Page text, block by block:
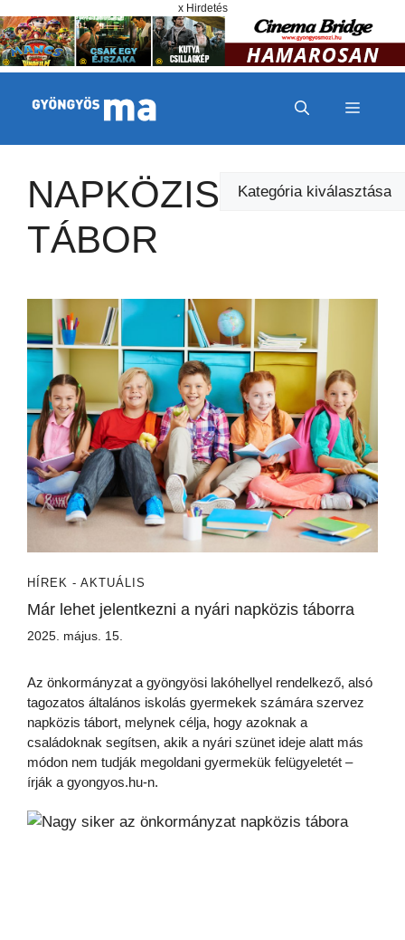
x Hirdetés
MENÜ
NAPKÖZIS
TÁBOR
Kategóriák
HÍREK - AKTUÁLIS
Már lehet jelentkezni a nyári napközis táborra
2025. május. 15.
Az önkormányzat a gyöngyösi lakóhellyel rendelkező, alsó
tagozatos általános iskolás gyermekek számára szervez
napközis tábort, melynek célja, hogy azoknak a
családoknak segítsen, akik a nyári szünet ideje alatt más
módon nem tudják megoldani gyermekük felügyeletét –
írják a gyongyos.hu-n.